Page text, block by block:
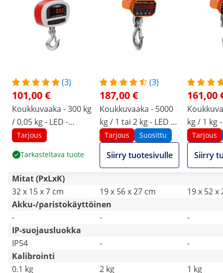
(3)
101,00 €
Koukkuvaaka - 300 kg
/ 0,05 kg - LED -
kaukosäädin
Tarjous
Tarkasteltava tuote
(3)
187,00 €
Koukkuvaaka - 5000
kg / 1 tai 2 kg - LED -
digitaalinen - kauko-
ohjaus 10 m
Tarjous Suosittu
Siirry tuotesivulle
161,00
kg / 1 kg
Tarjous
Siirry
Mitat (PxLxK)
32 x 15 x 7 cm
19 x 56 x 27 cm
19 x 52 x
Akku-/paristokäyttöinen
-
-
-
IP-suojausluokka
IP54
-
-
Kalibrointi
0.1 kg
2 kg 1 kg